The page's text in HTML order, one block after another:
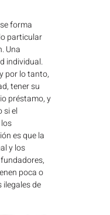
forma
particular
Una
individual.
por lo tanto,
tener su
préstamo, y
si el
es que la
y los
poca o
de